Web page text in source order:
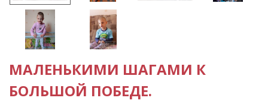
МАЛЕНЬКИМИ ШАГАМИ К
БОЛЬШОЙ ПОБЕДЕ.